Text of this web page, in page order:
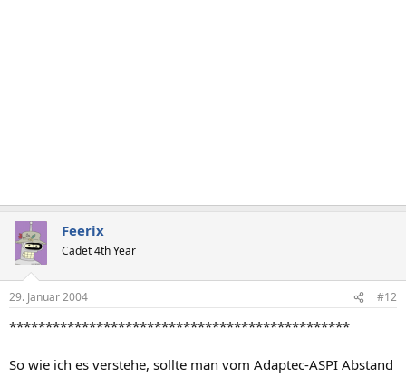
Feerix
Cadet 4th Year
29. Januar 2004 #12
***********************************************
So wie ich es verstehe, sollte man vom Adaptec-ASPI Abstand